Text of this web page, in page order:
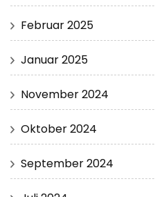
Februar 2025
Januar 2025
November 2024
Oktober 2024
September 2024